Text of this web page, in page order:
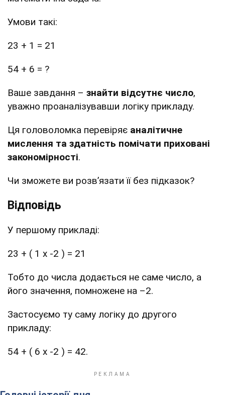
Умови такі:
23 + 1 = 21
54 + 6 = ?
Ваше завдання – знайти відсутнє число,
уважно проаналізувавши логіку прикладу.
Ця головоломка перевіряє аналітичне
мислення та здатність помічати приховані
закономірності.
Чи зможете ви розв’язати її без підказок?
Відповідь
У першому прикладі:
23 + ( 1 х -2 ) = 21
Тобто до числа додається не саме число, а
його значення, помножене на –2.
Застосуємо ту саму логіку до другого
прикладу:
54 + ( 6 х -2 ) = 42.